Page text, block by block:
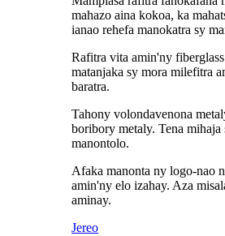
mahazo aina kokoa, ka
ianao rehefa manokatra sy
Rafitra vita amin'ny
matanjaka sy mora milefitra
baratra.
Tahony volondavenona
boribory metaly. Tena mihaja
manontolo.
Afaka manonta ny logo-nao
amin'ny elo izahay. Aza
aminay.
Jereo